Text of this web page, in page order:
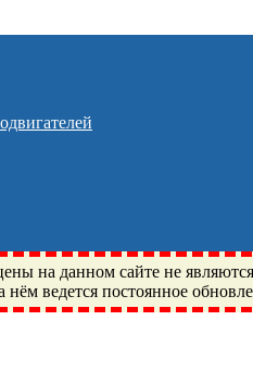
на данном сайте не
нём ведется постоянное
Балашиха,
СПЗ-4, NECTECH, KG,